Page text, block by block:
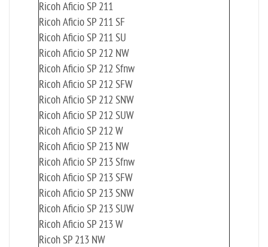
Ricoh Aficio SP 211
Ricoh Aficio SP 211 SF
Ricoh Aficio SP 211 SU
Ricoh Aficio SP 212 NW
Ricoh Aficio SP 212 Sfnw
Ricoh Aficio SP 212 SFW
Ricoh Aficio SP 212 SNW
Ricoh Aficio SP 212 SUW
Ricoh Aficio SP 212 W
Ricoh Aficio SP 213 NW
Ricoh Aficio SP 213 Sfnw
Ricoh Aficio SP 213 SFW
Ricoh Aficio SP 213 SNW
Ricoh Aficio SP 213 SUW
Ricoh Aficio SP 213 W
Ricoh SP 213 NW